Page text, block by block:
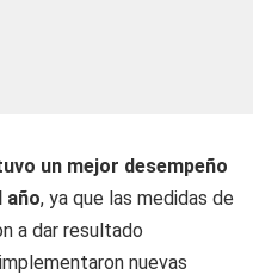
un mejor desempeño
año, ya que las medidas de
a dar resultado
nuevas